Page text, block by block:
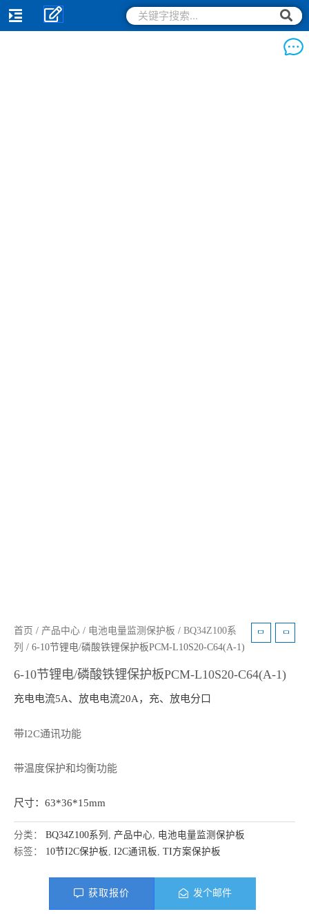
跳
至
搜
索
搜
索
首页 / 产品中心 / 电池电量监测保护板 / BQ34Z100系
列 / 6-10节锂电/磷酸铁锂保护板PCM-L10S20-C64(A-1)
6-10节锂电/磷酸铁锂保护板PCM-L10S20-C64(A-1)
充电电流5A、放电电流20A，充、放电分口
带I2C通讯功能
带温度保护和均衡功能
尺寸：63*36*15mm
分类： BQ34Z100系列 产品中心
电池电量监测保护板
标签： 10节I2C保护板 I2C通讯板 TI方案保护板
获取报价 发个邮件